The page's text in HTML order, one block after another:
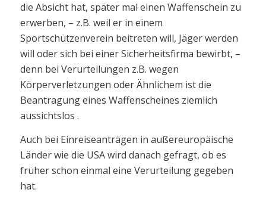
die Absicht hat, später mal einen Waffenschein zu
erwerben, – z.B. weil er in einem
Sportschützenverein beitreten will, Jäger werden
will oder sich bei einer Sicherheitsfirma bewirbt, –
denn bei Verurteilungen z.B. wegen
Körperverletzungen oder Ähnlichem ist die
Beantragung eines Waffenscheines ziemlich
aussichtslos .
Auch bei Einreiseanträgen in außereuropäische
Länder wie die USA wird danach gefragt, ob es
früher schon einmal eine Verurteilung gegeben
hat.